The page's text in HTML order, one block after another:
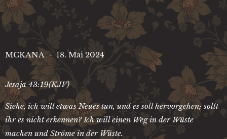
MCKANA - 18. Mai 2024
Jesaja 43:19(KJV)
Siehe, ich will etwas Neues tun, und es soll hervorgehen; sollt
ihr es nicht erkennen? Ich will einen Weg in der Wüste
machen und Ströme in der Wüste.